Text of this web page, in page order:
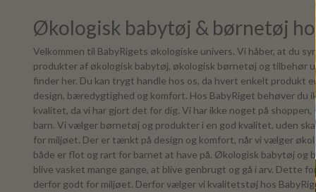
Økologisk babytøj & børnetøj
Velkommen til BabyRigets økologiske univers. Vi håber, at du
produkter af økologisk babytøj, økologisk børnetøj og tilbehør
finder her. Du kan trygt handle hos os, da hvert enkelt produkt
design, bæredygtighed og komfort. Hos BabyRiget behøver du
kvalitet, da vi har gjort det for dig. Vi har ikke noget på shoppen,
barn. Vi vælger børnetøj og produkter i en god kvalitet, uden
for miljøet. Der er tænkt på design og komfort, når vi vælger
både er flot og rart for barnet at have på. Økologisk babytøj og
blive vasket mange gange, at blive genbrugt og gå i arv. Dette
derfor godt for miljøet. Derfor vælger vi kvalitetstøj hos